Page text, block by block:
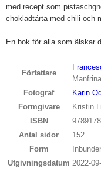
med recept som
chokladtårta med chili och
En bok för alla som älskar
Författare
Fotograf
Karin
Formgivare
Kristin
ISBN
Antal sidor
152
Form
Utgivningsdatum 2022-